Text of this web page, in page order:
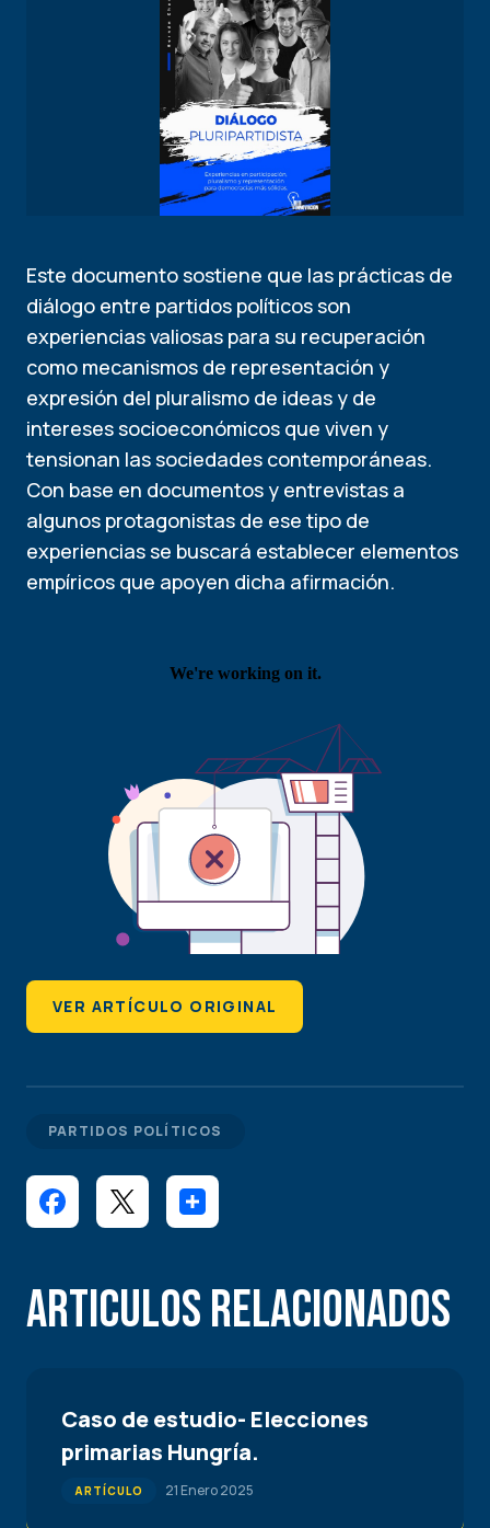
Este documento sostiene que las prácticas de
diálogo entre partidos políticos son
experiencias valiosas para su recuperación
como mecanismos de representación y
expresión del pluralismo de ideas y de
intereses socioeconómicos que viven y
tensionan las sociedades contemporáneas.
Con base en documentos y entrevistas a
algunos protagonistas de ese tipo de
experiencias se buscará establecer elementos
empíricos que apoyen dicha afirmación.
VER ARTÍCULO ORIGINAL
PARTIDOS POLÍTICOS
Articulos Relacionados
Caso de estudio- Elecciones
primarias Hungría.
ARTÍCULO 21 Enero 2025